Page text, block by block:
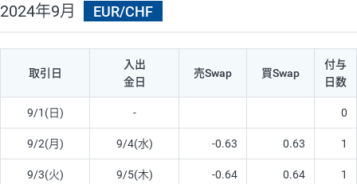
2024年9月 EUR/CHF
取引日
入出
金日
売Swap 買Swap
付与
日数
9/1(日) - 0
9/2(月) 9/4(水) -0.63 0.63 1
9/3(火) 9/5(木) -0.64 0.64 1